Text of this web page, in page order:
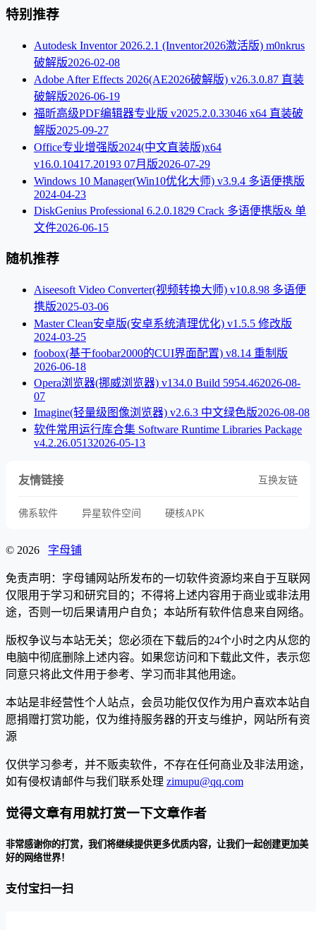
特别推荐
Autodesk Inventor 2026.2.1 (Inventor2026激活版) m0nkrus
破解版2026-02-08
Adobe After Effects 2026(AE2026破解版) v26.3.0.87 直装
破解版2026-06-19
福昕高级PDF编辑器专业版 v2025.2.0.33046 x64 直装破
解版2025-09-27
Office专业增强版2024(中文直装版)x64
v16.0.10417.20193 07月版2026-07-29
Windows 10 Manager(Win10优化大师) v3.9.4 多语便携版
2024-04-23
DiskGenius Professional 6.2.0.1829 Crack 多语便携版& 单
文件2026-06-15
随机推荐
Aiseesoft Video Converter(视频转换大师) v10.8.98 多语便
携版2025-03-06
Master Clean安卓版(安卓系统清理优化) v1.5.5 修改版
2024-03-25
foobox(基于foobar2000的CUI界面配置) v8.14 重制版
2026-06-18
Opera浏览器(挪威浏览器) v134.0 Build 5954.462026-08-
07
Imagine(轻量级图像浏览器) v2.6.3 中文绿色版2026-08-08
软件常用运行库合集 Software Runtime Libraries Package
v4.2.26.05132026-05-13
友情链接 互换友链
佛系软件 异星软件空间 硬核APK
© 2026 字母铺
免责声明：字母铺网站所发布的一切软件资源均来自于互联网
仅限用于学习和研究目的；不得将上述内容用于商业或非法用
途，否则一切后果请用户自负；本站所有软件信息来自网络。
版权争议与本站无关；您必须在下载后的24个小时之内从您的
电脑中彻底删除上述内容。如果您访问和下载此文件，表示您
同意只将此文件用于参考、学习而非其他用途。
本站是非经营性个人站点，会员功能仅仅作为用户喜欢本站自
愿捐赠打赏功能，仅为维持服务器的开支与维护，网站所有资
源
仅供学习参考，并不贩卖软件，不存在任何商业及非法用途，
如有侵权请邮件与我们联系处理 zimupu@qq.com
觉得文章有用就打赏一下文章作者
非常感谢你的打赏，我们将继续提供更多优质内容，让我们一起创建更加美
好的网络世界！
支付宝扫一扫